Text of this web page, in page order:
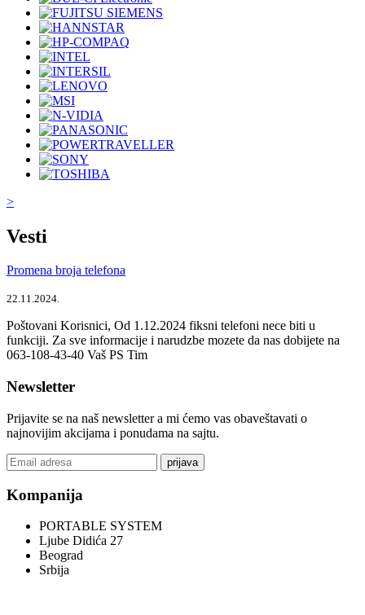
>
Vesti
Promena broja telefona
22.11.2024.
Poštovani Korisnici, Od 1.12.2024 fiksni telefoni nece biti u
funkciji. Za sve informacije i narudzbe mozete da nas dobijete na
063-108-43-40 Vaš PS Tim
Newsletter
Prijavite se na naš newsletter a mi ćemo vas obaveštavati o
najnovijim akcijama i ponudama na sajtu.
prijava
Kompanija
PORTABLE SYSTEM
Ljube Didića 27
Beograd
Srbija